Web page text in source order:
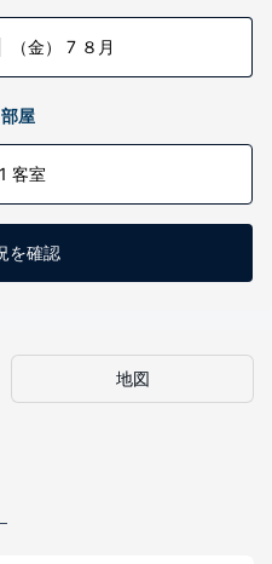
（金） 7 ８月
部屋
1 客室
を確認
地図